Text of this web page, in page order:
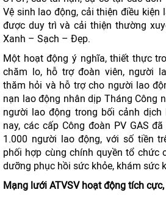
Vệ sinh lao động, cải thiện điều kiện
được duy trì và cải thiện thường
Xanh – Sạch – Đẹp.
Một hoạt động ý nghĩa, thiết thực
chăm lo, hỗ trợ đoàn viên, người
thăm hỏi và hỗ trợ cho người lao
nạn lao động nhân dịp Tháng Công
người lao động trong bối cảnh dịch
nay, các cấp Công đoàn PV GAS
1.000 người lao động, với số tiền
phối hợp cùng chính quyền tổ chức
dưỡng phục hồi sức khỏe, khám sức
Mạng lưới ATVSV hoạt động tích